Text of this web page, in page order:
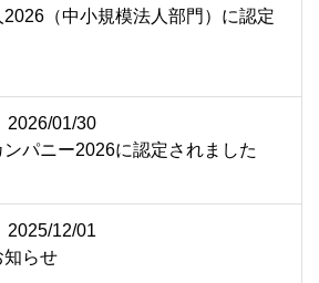
（中小規模法人部門）に認定
2026/01/30
パニー2026に認定されました
2025/12/01
知らせ